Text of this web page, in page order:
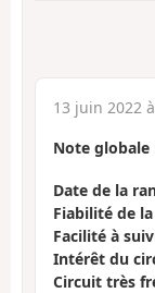
13 juin 2022
Note globale
Date de la
Fiabilité de
Facilité à
Intérêt du
Circuit très